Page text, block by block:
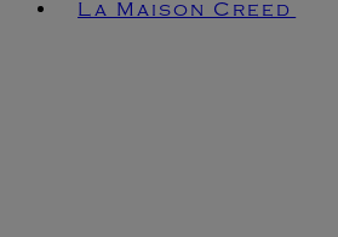
La Maison Creed